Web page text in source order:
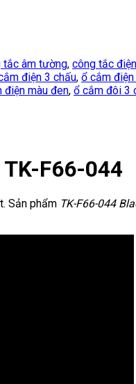
tắc âm tường, công tắc
điện 3 chấu, ổ cắm
điện màu đen, ổ cắm đôi 3
F66-044
Sản phẩm TK-F66-044